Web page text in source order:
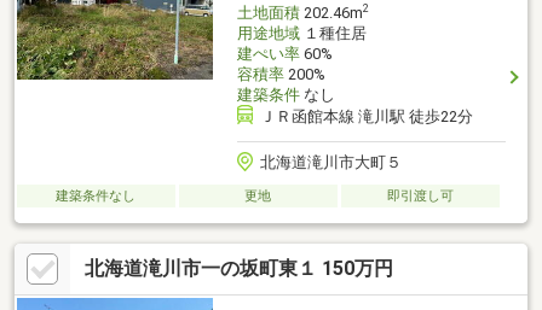
土地面積202.46m2
用途地域１種住居
建ぺい率60%
容積率200%
建築条件なし
ＪＲ函館本線 滝川駅 徒歩22分
北海道滝川市大町５
建築条件なし 更地 即引渡し可
北海道滝川市一の坂町東１ 150万円